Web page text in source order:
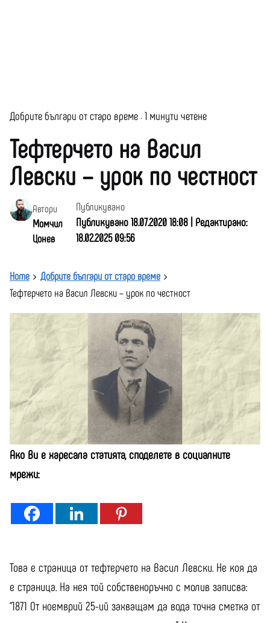
Добрите българи от старо време 1 минути четене
Тефтерчето на Васил
Левски – урок по честност
Автори
Момчил
Цонев
Публикувано
Публикувано 18.07.2020 18:08 | Редактирано:
18.02.2025 09:56
Home
Добрите българи от старо време
Тефтерчето на Васил Левски – урок по честност
Ако Ви е харесала статията, споделете в социалните
мрежи:
Това е страница от тефтерчето на Васил Левски. Не коя да
е страница. На нея той собственоръчно с молив записва:
“1871 От ноемврий 25-ий захващам да вода точна сметка от